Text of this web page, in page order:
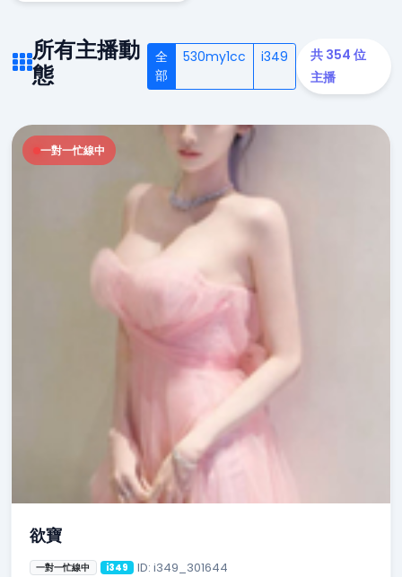
所有主播動
態
全
部
530my1cc i349
共 354 位
主播
一對一忙線中
欲寶
一對一忙線中 i349 ID: i349_301644